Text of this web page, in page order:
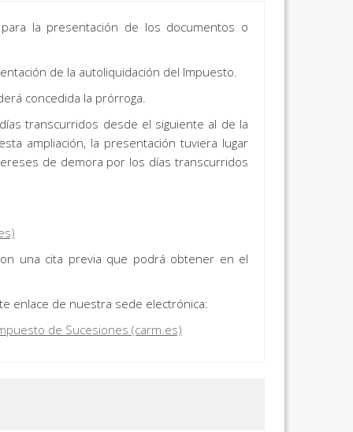
la presentación de los documentos o
de la autoliquidación del Impuesto.
concedida la prórroga.
transcurridos desde el siguiente al de la
ampliación, la presentación tuviera lugar
de demora por los días transcurridos
una cita previa que podrá obtener en el
enlace de nuestra sede electrónica:
de Sucesiones (carm.es)